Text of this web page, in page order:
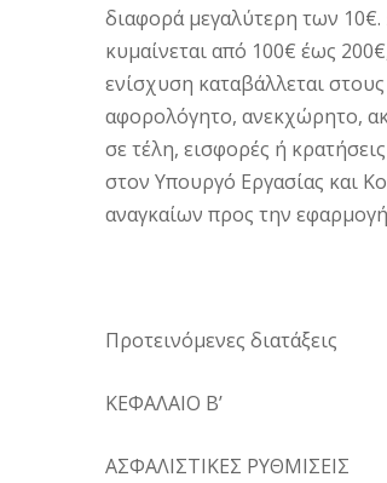
διαφορά μεγαλύτερη των
κυμαίνεται από 100€ έως
ενίσχυση καταβάλλεται
αφορολόγητο, ανεκχώρητο,
σε τέλη, εισφορές ή
στον Υπουργό Εργασίας και
αναγκαίων προς την
Προτεινόμενες διατάξεις
ΚΕΦΑΛΑΙΟ Β’
ΑΣΦΑΛΙΣΤΙΚΕΣ ΡΥΘΜΙΣΕΙΣ